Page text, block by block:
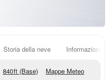
Storia della neve Informazioni
840ft (Base) Mappe Meteo